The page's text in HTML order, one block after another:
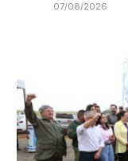
07/08/2026